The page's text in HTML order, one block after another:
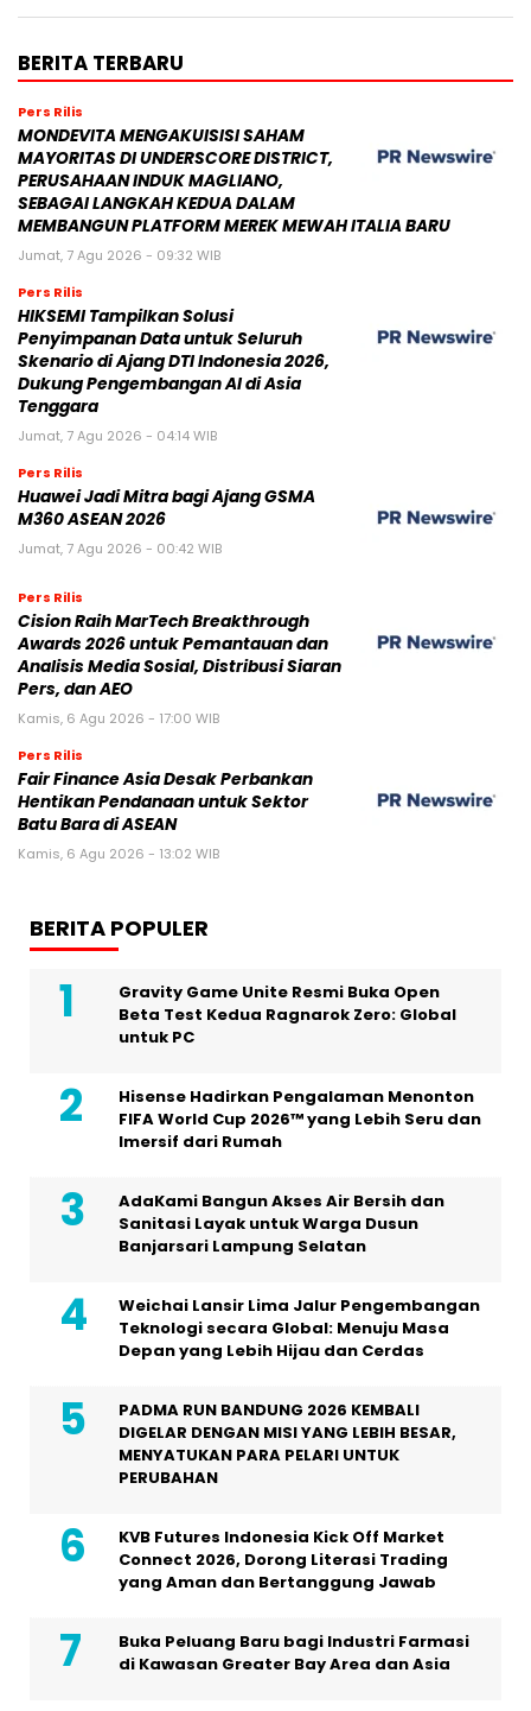
BERITA TERBARU
Pers Rilis
MONDEVITA MENGAKUISISI SAHAM
MAYORITAS DI UNDERSCORE DISTRICT,
PERUSAHAAN INDUK MAGLIANO,
SEBAGAI LANGKAH KEDUA DALAM
MEMBANGUN PLATFORM MEREK MEWAH ITALIA BARU
Jumat, 7 Agu 2026 - 09:32 WIB
Pers Rilis
HIKSEMI Tampilkan Solusi
Penyimpanan Data untuk Seluruh
Skenario di Ajang DTI Indonesia 2026,
Dukung Pengembangan AI di Asia
Tenggara
Jumat, 7 Agu 2026 - 04:14 WIB
Pers Rilis
Huawei Jadi Mitra bagi Ajang GSMA
M360 ASEAN 2026
Jumat, 7 Agu 2026 - 00:42 WIB
Pers Rilis
Cision Raih MarTech Breakthrough
Awards 2026 untuk Pemantauan dan
Analisis Media Sosial, Distribusi Siaran
Pers, dan AEO
Kamis, 6 Agu 2026 - 17:00 WIB
Pers Rilis
Fair Finance Asia Desak Perbankan
Hentikan Pendanaan untuk Sektor
Batu Bara di ASEAN
Kamis, 6 Agu 2026 - 13:02 WIB
BERITA POPULER
Gravity Game Unite Resmi Buka Open
Beta Test Kedua Ragnarok Zero: Global
untuk PC
Hisense Hadirkan Pengalaman Menonton
FIFA World Cup 2026™ yang Lebih Seru dan
Imersif dari Rumah
AdaKami Bangun Akses Air Bersih dan
Sanitasi Layak untuk Warga Dusun
Banjarsari Lampung Selatan
Weichai Lansir Lima Jalur Pengembangan
Teknologi secara Global: Menuju Masa
Depan yang Lebih Hijau dan Cerdas
PADMA RUN BANDUNG 2026 KEMBALI
DIGELAR DENGAN MISI YANG LEBIH BESAR,
MENYATUKAN PARA PELARI UNTUK
PERUBAHAN
KVB Futures Indonesia Kick Off Market
Connect 2026, Dorong Literasi Trading
yang Aman dan Bertanggung Jawab
Buka Peluang Baru bagi Industri Farmasi
di Kawasan Greater Bay Area dan Asia